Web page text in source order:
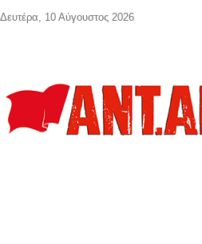
Δευτέρα, 10 Αύγουστος 2026